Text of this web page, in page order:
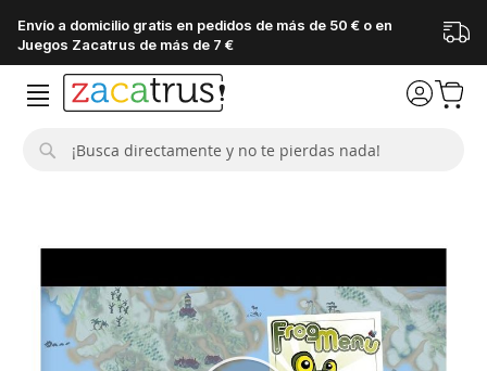
Envío a domicilio gratis en pedidos de más de 50 € o en
Juegos Zacatrus de más de 7 €
galería
imágenes